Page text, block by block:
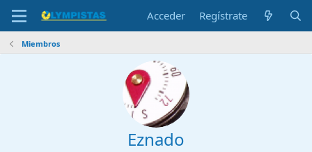
Acceder Regístrate
Miembros
Eznado